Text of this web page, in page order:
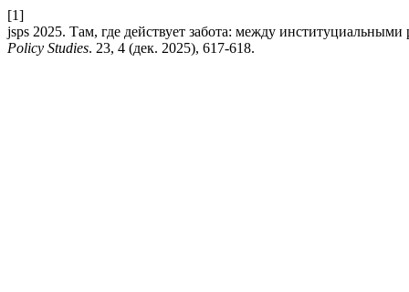
[1]
jsps 2025. Там, где действует забота: между
Policy Studies. 23, 4 (дек. 2025), 617-618.